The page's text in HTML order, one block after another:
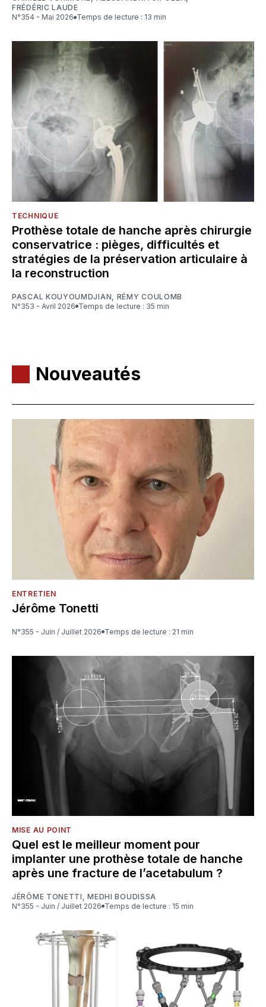
FRÉDÉRIC LAUDE
N°354 - Mai 2026
Temps de lecture : 13 min
TECHNIQUE
Prothèse totale de hanche après chirurgie
conservatrice : pièges, difficultés et
stratégies de la préservation articulaire à
la reconstruction
PASCAL KOUYOUMDJIAN
RÉMY COULOMB
N°353 - Avril 2026
Temps de lecture : 35 min
Nouveautés
ENTRETIEN
Jérôme Tonetti
N°355 - Juin / Juillet 2026 Temps de lecture : 21 min
MISE AU POINT
Quel est le meilleur moment pour
implanter une prothèse totale de hanche
après une fracture de l’acetabulum ?
JÉRÔME TONETTI ,MEDHI BOUDISSA
N°355 - Juin / Juillet 2026
Temps de lecture : 15 min